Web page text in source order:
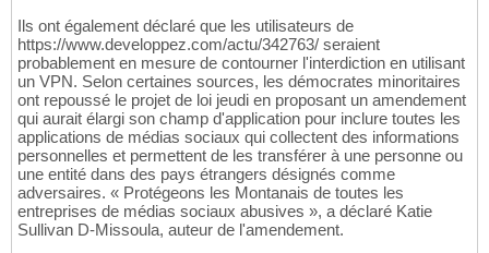
Ils ont également déclaré que les utilisateurs de
https://www.developpez.com/actu/342763/ seraient
probablement en mesure de contourner l'interdiction en utilisant
un VPN. Selon certaines sources, les démocrates minoritaires
ont repoussé le projet de loi jeudi en proposant un amendement
qui aurait élargi son champ d'application pour inclure toutes les
applications de médias sociaux qui collectent des informations
personnelles et permettent de les transférer à une personne ou
une entité dans des pays étrangers désignés comme
adversaires. « Protégeons les Montanais de toutes les
entreprises de médias sociaux abusives », a déclaré Katie
Sullivan D-Missoula, auteur de l'amendement.